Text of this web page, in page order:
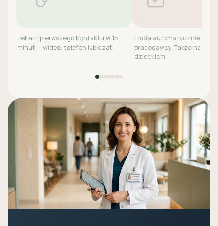
Lekarz pierwszego kontaktu w 15
minut — wideo, telefon lub czat.
Trafia automatycznie do
pracodawcy. Także na
dzieckiem.